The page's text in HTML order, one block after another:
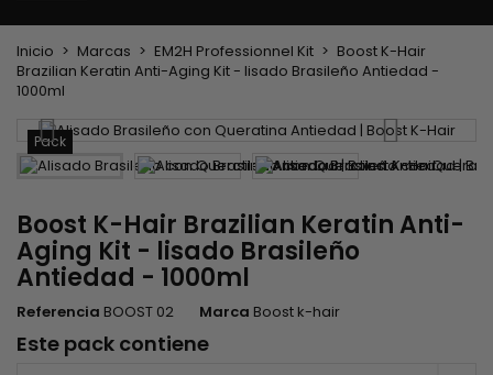
Inicio Marcas EM2H Professionnel Kit
Boost K-Hair
Brazilian Keratin Anti-Aging Kit - lisado Brasileño Antiedad -
1000ml
Pack
Boost K-Hair Brazilian Keratin Anti-
Aging Kit - lisado Brasileño
Antiedad - 1000ml
Referencia BOOST 02 Marca Boost k-hair
Este pack contiene